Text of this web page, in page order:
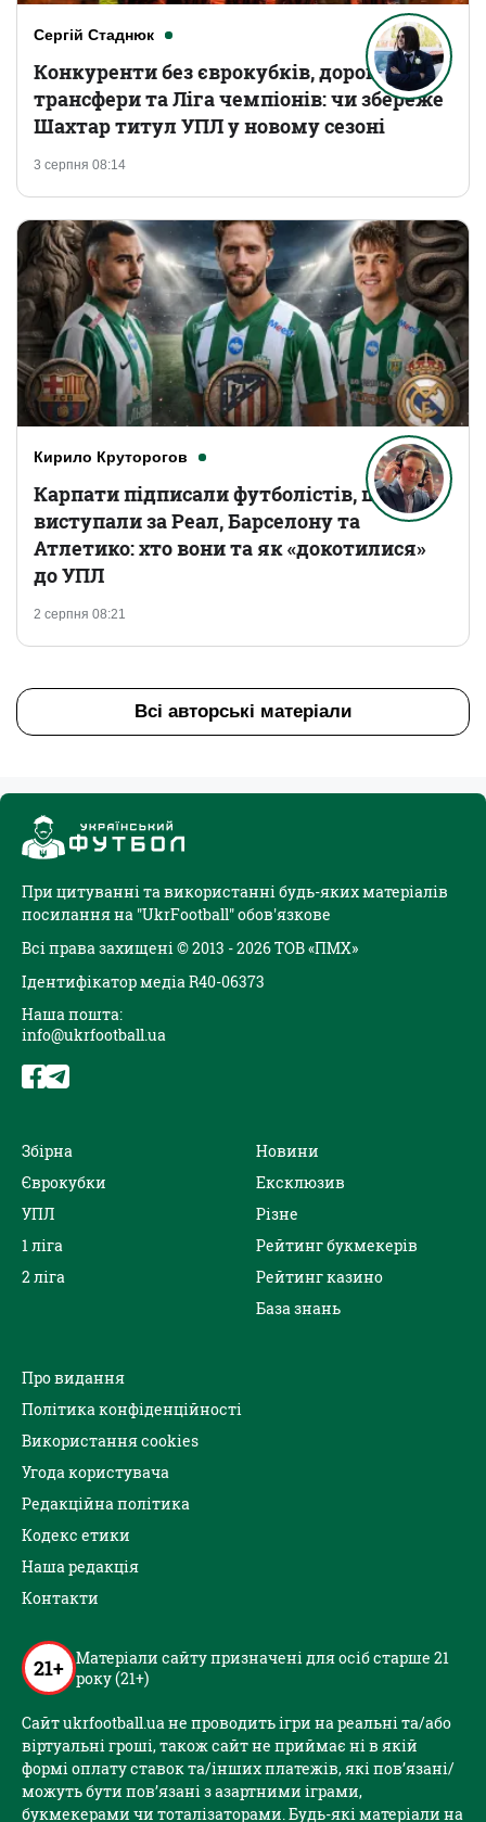
Сергій Стаднюк
3 серпня 08:14
Конкуренти без єврокубків, дорогі
трансфери та Ліга чемпіонів: чи збереже
Шахтар титул УПЛ у новому сезоні
Кирило Круторогов
2 серпня 08:21
Карпати підписали футболістів, що
виступали за Реал, Барселону та
Атлетико: хто вони та як «докотилися»
до УПЛ
Всі авторські матеріали
При цитуванні та використанні будь-яких матеріалів
посилання на "UkrFootball" обов'язкове
Всі права захищені © 2013 - 2026 ТОВ «ПМХ»
Ідентифікатор медіа R40-06373
Наша пошта:
info@ukrfootball.ua
Збірна
Єврокубки
УПЛ
1 ліга
2 ліга
Новини
Ексклюзив
Різне
Рейтинг букмекерів
Рейтинг казино
База знань
Про видання
Політика конфіденційності
Використання cookies
Угода користувача
Редакційна політика
Кодекс етики
Наша редакція
Контакти
21+ Матеріали сайту призначені для осіб старше 21
року (21+)
Сайт ukrfootball.ua не проводить ігри на реальні та/або
віртуальні гроші, також сайт не приймає ні в якій
формі оплату ставок та/інших платежів, які пов’язані/
можуть бути пов’язані з азартними іграми,
букмекерами чи тоталізаторами. Будь-які матеріали на